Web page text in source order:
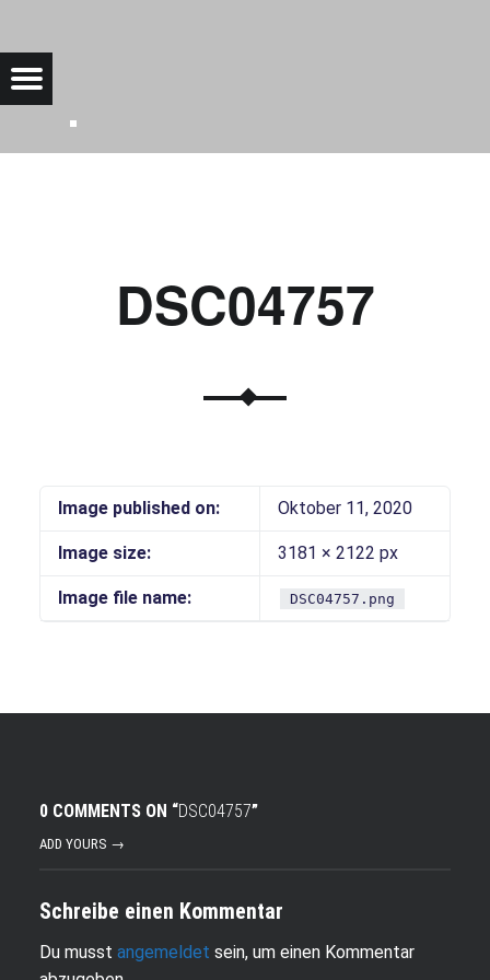
Menu
DSC04757
Image published on: Oktober 11, 2020
Image size: 3181 × 2122 px
Image file name: DSC04757.png
0 COMMENTS ON “DSC04757”
ADD YOURS →
Schreibe einen Kommentar
Du musst angemeldet sein, um einen Kommentar